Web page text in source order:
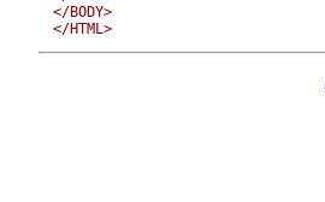
</BODY>
</HTML>